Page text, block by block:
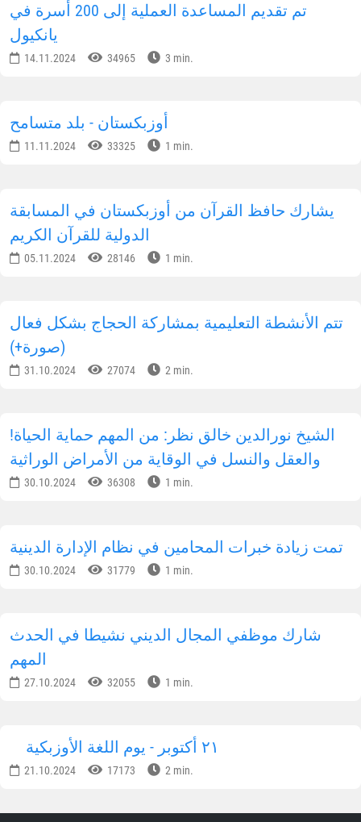
تم تقديم المساعدة العملية إلى 200 أسرة في
يانكيول
14.11.2024 34965 3 min.
أوزبكستان - بلد متسامح
11.11.2024 33325 1 min.
يشارك حافظ القرآن من أوزبكستان في المسابقة
الدولية للقرآن الكريم
05.11.2024 28146 1 min.
تتم الأنشطة التعليمية بمشاركة الحجاج بشكل فعال
(صورة+)
31.10.2024 27074 2 min.
!الشيخ نورالدين خالق نظر: من المهم حماية الحياة
والعقل والنسل في الوقاية من الأمراض الوراثية
30.10.2024 36308 1 min.
تمت زيادة خبرات المحامين في نظام الإدارة الدينية
30.10.2024 31779 1 min.
شارك موظفي المجال الديني نشيطا في الحدث
المهم
27.10.2024 32055 1 min.
٢١ أكتوبر - يوم اللغة الأوزبكية
21.10.2024 17173 2 min.